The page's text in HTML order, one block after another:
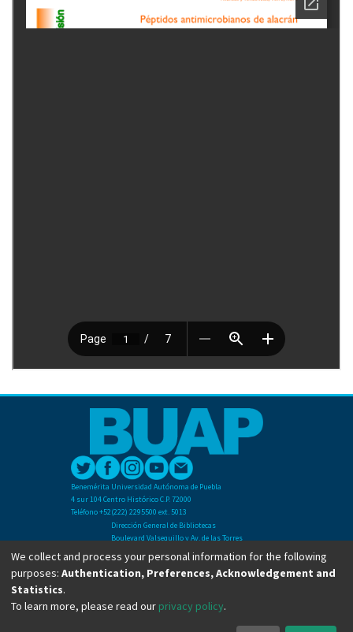
Benemérita Universidad Autónoma de Puebla
4 sur 104 Centro Histórico C.P. 72000
Teléfono +52(222) 2295500 ext. 5013
Dirección General de Bibliotecas
Boulevard Valsequillo y Av. de las Torres
Ciudad Universitaria. Col. San Manuel
C.P. 72570
Teléfono +52 (222) 2295500 Ext 2901
We collect and process your personal information for the following
purposes: Authentication, Preferences, Acknowledgement and
Statistics.
To learn more, please read our privacy policy.